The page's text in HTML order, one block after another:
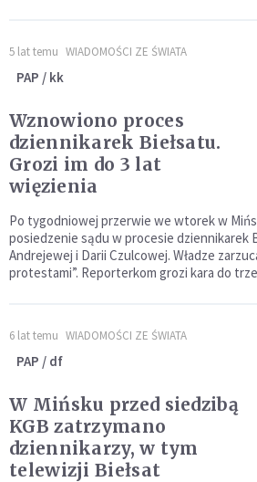
5 lat temu WIADOMOŚCI ZE ŚWIATA
PAP / kk
Wznowiono proces
dziennikarek Biełsatu.
Grozi im do 3 lat
więzienia
Po tygodniowej przerwie we wtorek w
posiedzenie sądu w procesie dziennikarek
Andrejewej i Darii Czulcowej. Władze
protestami”. Reporterkom grozi kara do
6 lat temu WIADOMOŚCI ZE ŚWIATA
PAP / df
W Mińsku przed siedzibą
KGB zatrzymano
dziennikarzy, w tym
telewizji Biełsat